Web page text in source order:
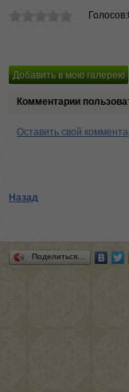
Комментарии
Оставить свой
Назад
Поделиться…